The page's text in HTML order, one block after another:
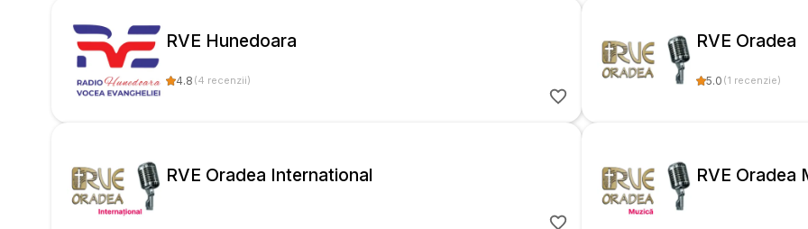
RVE Hunedoara
4.8 (4 recenzii)
RVE Oradea
5.0 (1 recenzie)
RVE Oradea International RVE Oradea